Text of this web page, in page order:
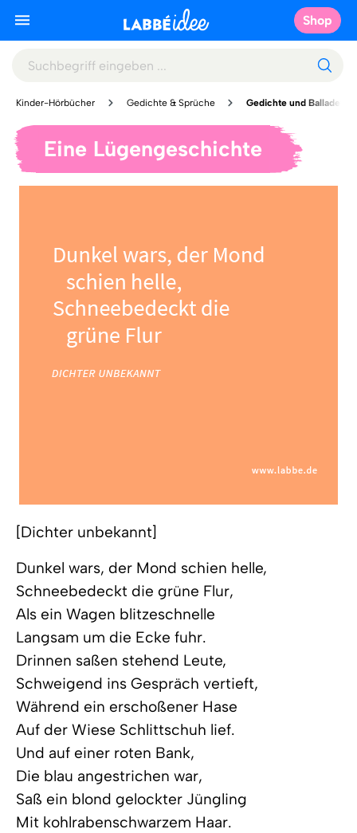
Shop
Kinder-Hörbücher Gedichte & Sprüche Gedichte und Balladen
Eine Lügengeschichte
[Dichter unbekannt]
Dunkel wars, der Mond schien helle,
Schneebedeckt die grüne Flur,
Als ein Wagen blitzeschnelle
Langsam um die Ecke fuhr.
Drinnen saßen stehend Leute,
Schweigend ins Gespräch vertieft,
Während ein erschoßener Hase
Auf der Wiese Schlittschuh lief.
Und auf einer roten Bank,
Die blau angestrichen war,
Saß ein blond gelockter Jüngling
Mit kohlrabenschwarzem Haar.